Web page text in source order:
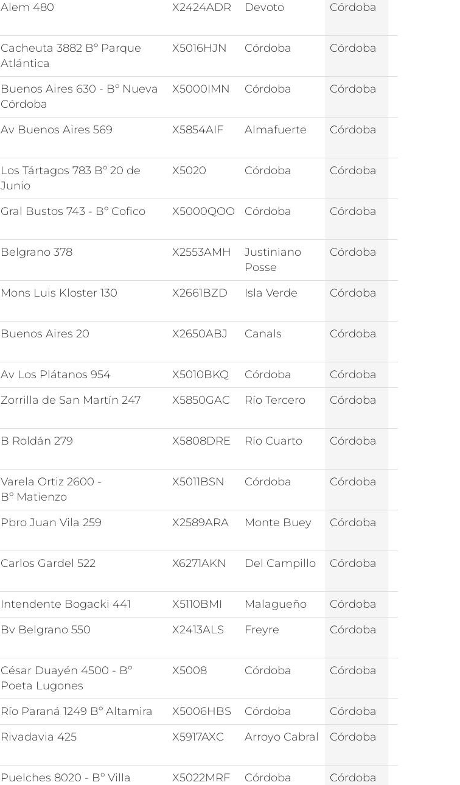
Alem 480 X2424ADR Devoto Córdoba
Cacheuta 3882 Bº Parque
Atlántica
X5016HJN Córdoba Córdoba
Buenos Aires 630 - Bº Nueva
Córdoba
X5000IMN Córdoba Córdoba
Av Buenos Aires 569 X5854AIF Almafuerte Córdoba
Los Tártagos 783 Bº 20 de
Junio
X5020 Córdoba Córdoba
Gral Bustos 743 - Bº Cofico X5000QOO Córdoba Córdoba
Belgrano 378 X2553AMH
Justiniano
Posse
Córdoba
Mons Luis Kloster 130 X2661BZD Isla Verde Córdoba
Buenos Aires 20 X2650ABJ Canals Córdoba
Av Los Plátanos 954 X5010BKQ Córdoba
Córdoba
Zorrilla de San Martín 247 X5850GAC Río Tercero Córdoba
B Roldán 279 X5808DRE Río Cuarto Córdoba
Varela Ortiz 2600 -
Bº Matienzo
X5011BSN Córdoba Córdoba
Pbro Juan Vila 259 X2589ARA Monte Buey Córdoba
Carlos Gardel 522 X6271AKN Del Campillo Córdoba
Intendente Bogacki 441 X5110BMI Malagueño
Córdoba
Bv Belgrano 550 X2413ALS Freyre Córdoba
César Duayén 4500 - Bº
Poeta Lugones
X5008 Córdoba Córdoba
Río Paraná 1249 Bº Altamira X5006HBS Córdoba
Córdoba
Rivadavia 425 X5917AXC Arroyo Cabral Córdoba
Puelches 8020 - Bº Villa
X5022MRF Córdoba Córdoba